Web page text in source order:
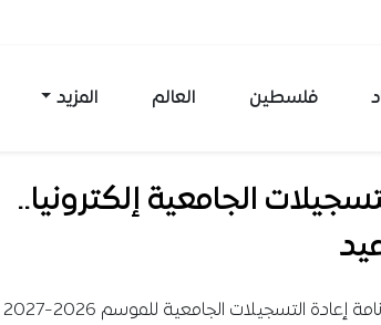
فلسطين العالم المزيد
الجامعية إلكترونيا..